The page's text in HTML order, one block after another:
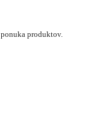
produktov.